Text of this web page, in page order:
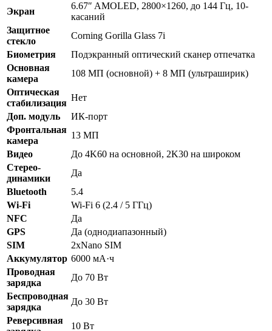
Экран
6.67″ AMOLED, 2800×1260, до 144 Гц, 10-
касаний
Защитное
стекло
Corning Gorilla Glass 7i
Биометрия
Подэкранный оптический сканер отпечатка
Основная
камера
108 МП (основной) + 8 МП (ультраширик)
Оптическая
стабилизация
Нет
Доп. модуль
ИК-порт
Фронтальная
камера
13 МП
Видео
До 4K60 на основной, 2K30 на широком
Стерео-
динамики
Да
Bluetooth
5.4
Wi-Fi
Wi-Fi 6 (2.4 / 5 ГГц)
NFC
Да
GPS
Да (однодиапазонный)
SIM
2xNano SIM
Аккумулятор 6000 мА·ч
Проводная
зарядка
До 70 Вт
Беспроводная
зарядка
До 30 Вт
Реверсивная
10 Вт